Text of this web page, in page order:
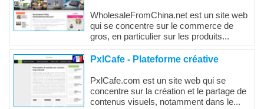
WholesaleFromChina.net est un site web
qui se concentre sur le commerce de
gros, en particulier sur les produits...
PxlCafe - Plateforme créative
PxlCafe.com est un site web qui se
concentre sur la création et le partage de
contenus visuels, notamment dans le...